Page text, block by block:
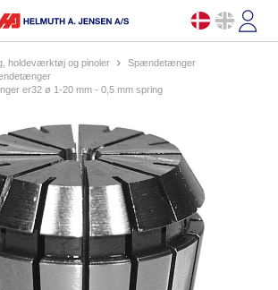
holdeværktøj og pinoler
spændetænger
er32 ø 1-20 mm - 0,5 mm spring